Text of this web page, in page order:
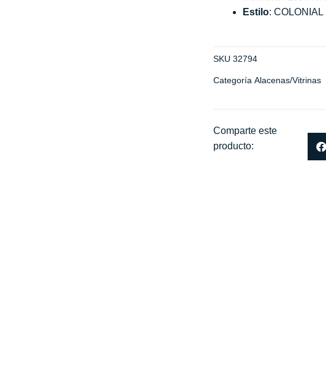
Estilo: COLONIAL
SKU 32794
Categoría Alacenas/Vitrinas
Comparte este
producto: